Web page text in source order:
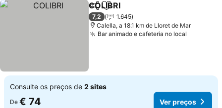
PartilharAdicionar aos favoritos
COLIBRI
7,2
1.645
Calella, a 18.1 km de Lloret de Mar
Bar animado e cafeteria no local
Consulte os preços de 2 sites
De € 74 Ver preços